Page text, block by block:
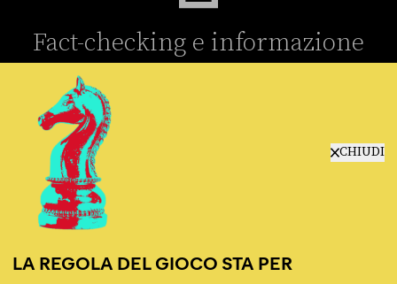
CHIUDI
LA REGOLA DEL GIOCO STA PER
Fact-checking e informazione
redazione